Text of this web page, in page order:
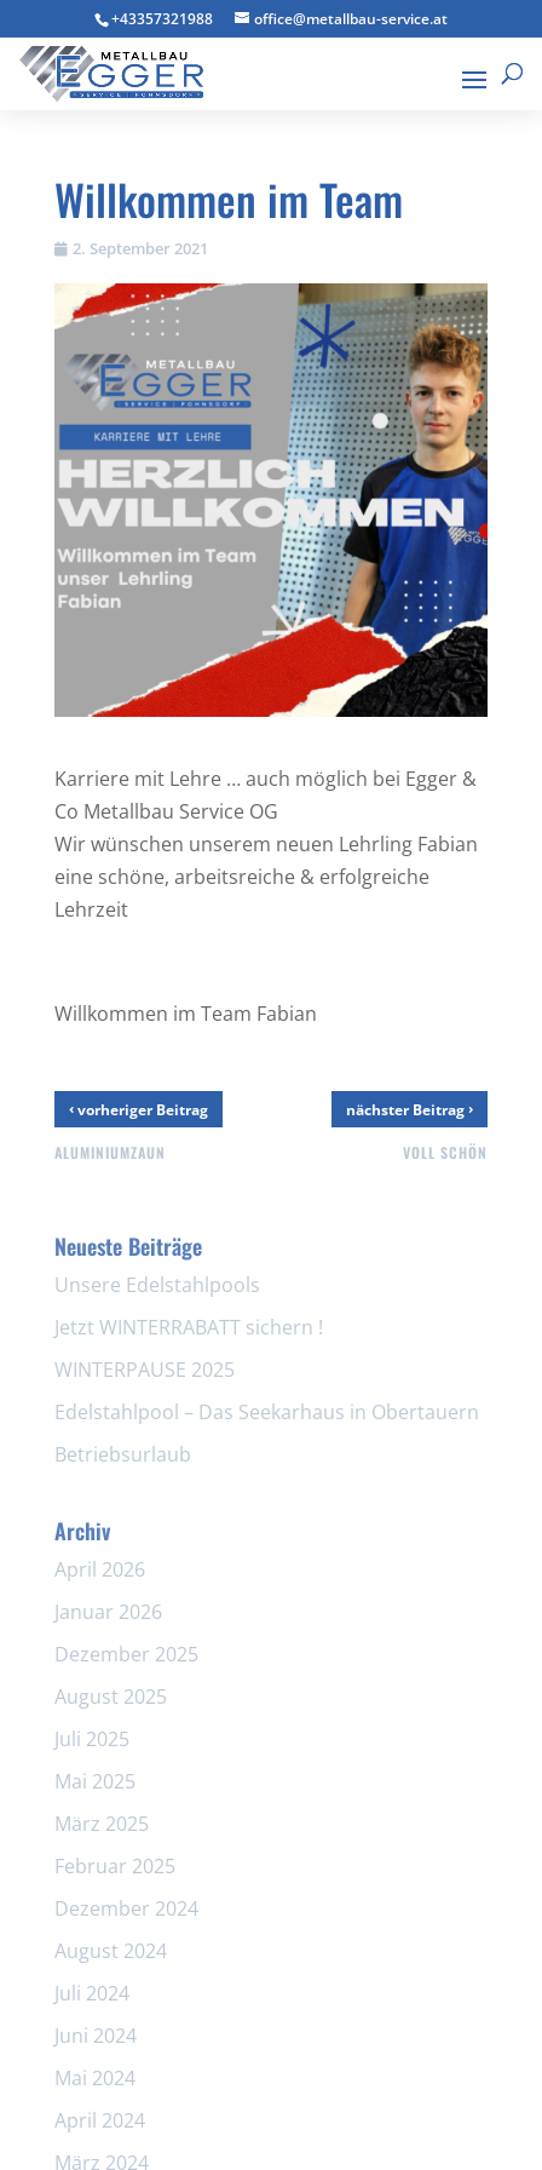
+43357321988 office@metallbau-service.at
Willkommen im Team
2. September 2021
Karriere mit Lehre … auch möglich bei Egger &
Co Metallbau Service OG
Wir wünschen unserem neuen Lehrling Fabian
eine schöne, arbeitsreiche & erfolgreiche
Lehrzeit
Willkommen im Team Fabian
‹vorheriger Beitrag
ALUMINIUMZAUN
nächster Beitrag›
VOLL SCHÖN
Neueste Beiträge
Unsere Edelstahlpools
Jetzt WINTERRABATT sichern !
WINTERPAUSE 2025
Edelstahlpool – Das Seekarhaus in Obertauern
Betriebsurlaub
Archiv
April 2026
Januar 2026
Dezember 2025
August 2025
Juli 2025
Mai 2025
März 2025
Februar 2025
Dezember 2024
August 2024
Juli 2024
Juni 2024
Mai 2024
April 2024
März 2024